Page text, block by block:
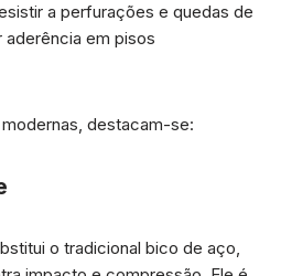
a perfurações e quedas de
em pisos
destacam-se:
o tradicional bico de aço,